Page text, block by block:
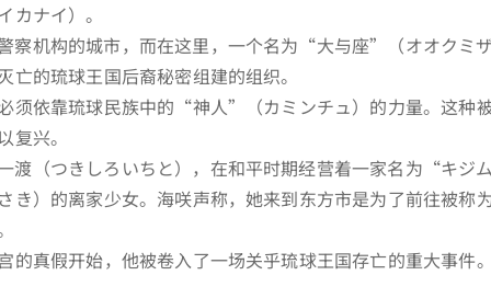
ナイ）。
机构的城市，而在这里，一个名为“大与座”（オオクミ
的琉球王国后裔秘密组建的组织。
依靠琉球民族中的“神人”（カミンチュ）的力量。这
兴。
（つきしろいちと），在和平时期经营着一家名为“キジ
）的离家少女。海咲声称，她来到东方市是为了前往被
真假开始，他被卷入了一场关乎琉球王国存亡的重大事件。